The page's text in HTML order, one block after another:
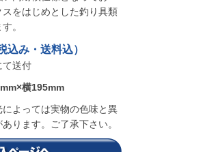
スをはじめとした釣り具類
。
み・送料込）
送付
横195mm
よっては実物の色味と異
ります。ご了承下さい。